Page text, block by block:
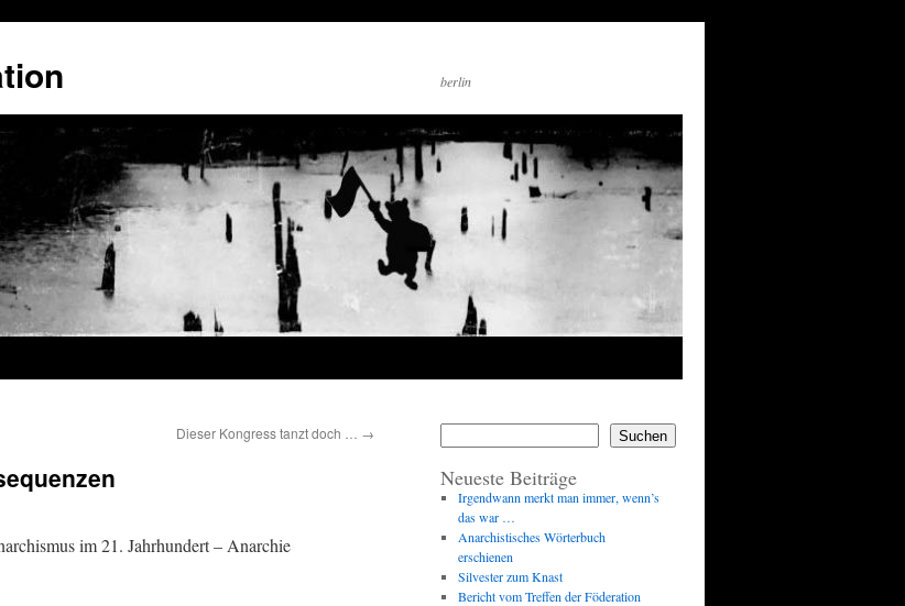
berlin
Dieser Kongress tanzt doch … →
im 21. Jahrhundert – Anarchie
Suchen
Neueste Beiträge
Irgendwann merkt man immer, wenn’s
das war …
Anarchistisches Wörterbuch
erschienen
Silvester zum Knast
Bericht vom Treffen der Föderation